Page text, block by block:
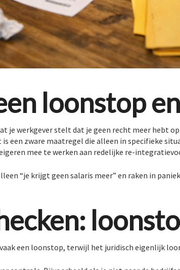
loonstop
je werkgever stelt dat je geen recht meer hebt
een zware maatregel die alleen in specifieke
mee te werken aan redelijke re-
“je krijgt geen salaris meer” en raken in
een loonstop, terwijl het juridisch eigenlijk